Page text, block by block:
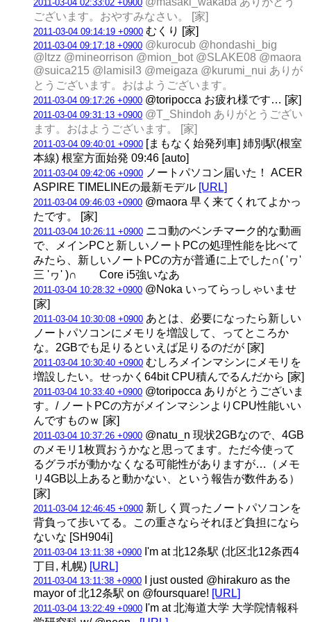
2011-03-04 02:33:02 +0900
ございます。おやすみなさい。 [家]
2011-03-04 09:14:19 +0900 むくり [家]
2011-03-04 09:17:18 +0900 @kurocub @hondashi_big
@ltzz @mineorrison @mion_bot @SLAKE08 @maora
@suica215 @lamisil3 @meigaza @kurumi_nui ありが
とうございます。おはようございます。
2011-03-04 09:17:26 +0900 @toripocca お疲れ様です… [家]
2011-03-04 09:31:13 +0900 @T_Shindoh ありがとうござい
ます。おはようございます。 [家]
2011-03-04 09:40:01 +0900 [まもなく始発列車] 姉別駅(根室
本線) 根室方面始発 09:46 [auto]
2011-03-04 09:42:06 +0900 ノートパソコン届いた！ ACER
ASPIRE TIMELINEの最新モデル [URL]
2011-03-04 09:46:03 +0900 @maora 早く来てくれてよかっ
たです。 [家]
2011-03-04 10:26:11 +0900 ニコ動のベンチマーク的な動画
で、メインPCと新しいノートPCの処理性能を比べて
みたら、新しいノートPCの方が普通に上でした∩( 'ヮ'
三 'ヮ' )∩ Core i5強いなあ
2011-03-04 10:28:32 +0900 @Noka いってらっしゃいませ
[家]
2011-03-04 10:30:08 +0900 あとは、必要になったら新しい
ノートパソコンにメモリを増設して、ってところか
な。2GBでも足りるといえば足りるのだが [家]
2011-03-04 10:30:40 +0900 むしろメインマシンにメモリを
増設したい。せっかく64bit CPU積んでるんだから [家]
2011-03-04 10:33:40 +0900 @toripocca ありがとうございま
す。/ ノートPCの方がメインマシンよりCPU性能いい
んですものｗ [家]
2011-03-04 10:37:26 +0900 @natu_n 現状2GBなので、4GB
のメモリ1枚買おうかなと思ってます。ただ今使って
るグラボが動かなくなる可能性がありますが…（メモ
リ4GB以上あると動かない、という報告が数件ある）
[家]
2011-03-04 12:46:45 +0900 新しく買ったノートパソコンを
背負って歩いてる。この重さならそれほど負担になら
ないな [SH904i]
2011-03-04 13:11:38 +0900 I'm at 北12条駅 (北区北12条西4
丁目, 札幌) [URL]
2011-03-04 13:11:38 +0900 I just ousted @hirakuro as the
mayor of 北12条駅 on @foursquare! [URL]
2011-03-04 13:22:49 +0900 I'm at 北海道大学 大学院情報科